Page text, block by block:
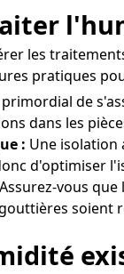
les
pratiques
de
dans les
: Une isolation
d'optimiser
Assurez-vous
soient